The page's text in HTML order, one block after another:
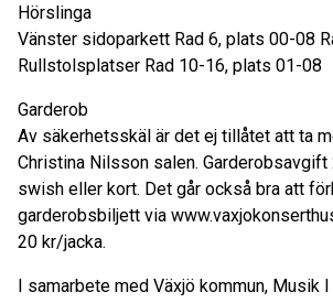
Hörslinga
Vänster sidoparkett Rad 6, plats 00-08
Rullstolsplatser Rad 10-16, plats 01-08
Garderob
Av säkerhetsskäl är det ej tillåtet att ta
Christina Nilsson salen. Garderobsavgift
swish eller kort. Det går också bra att
garderobsbiljett via
20 kr/jacka.
I samarbete med Växjö kommun, Musik